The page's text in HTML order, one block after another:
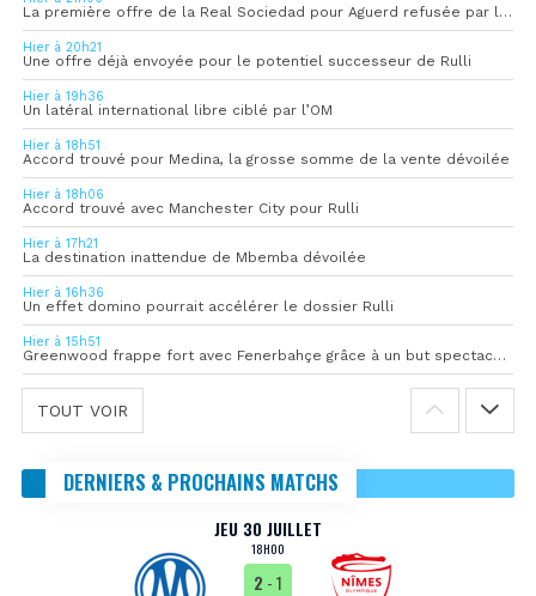
La première offre de la Real Sociedad pour Aguerd refusée par l’OM
Hier à 20h21
Une offre déjà envoyée pour le potentiel successeur de Rulli
Hier à 19h36
Un latéral international libre ciblé par l’OM
Hier à 18h51
Accord trouvé pour Medina, la grosse somme de la vente dévoilée
Hier à 18h06
Accord trouvé avec Manchester City pour Rulli
Hier à 17h21
La destination inattendue de Mbemba dévoilée
Hier à 16h36
Un effet domino pourrait accélérer le dossier Rulli
Hier à 15h51
Greenwood frappe fort avec Fenerbahçe grâce à un but spectaculaire
TOUT VOIR
DERNIERS & PROCHAINS MATCHS
JEU 30 JUILLET
18H00
2 - 1